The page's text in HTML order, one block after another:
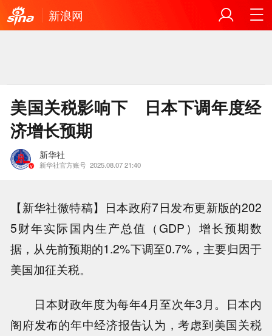
新浪网
美国关税影响下 日本下调年度经
济增长预期
新华社
新华社官方账号 2025.08.07 21:40
【新华社微特稿】日本政府7日发布更新版的202
5财年实际国内生产总值（GDP）增长预期数
据，从先前预期的1.2%下调至0.7%，主要归因于
美国加征关税。
日本财政年度为每年4月至次年3月。日本内
阁府发布的年中经济报告认为，考虑到美国关税